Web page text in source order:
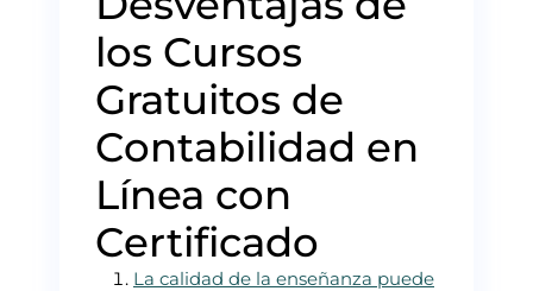
los Cursos
Gratuitos de
Contabilidad en
Línea con
Certificado
La calidad de la enseñanza puede